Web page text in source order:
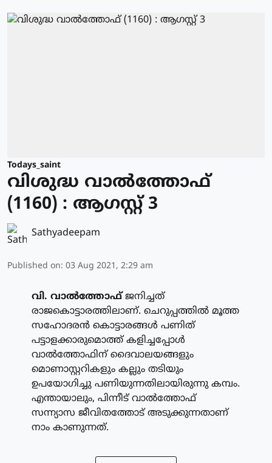
Todays_saint
വിശുദ്ധ വാല്‍ത്തോഫ്
(1160) : ആഗസ്റ്റ് 3
Sathyadeepam
Published on: 03 Aug 2021, 2:29 am
വി. വാല്‍ത്തോഫ്ജനിച്ചത്
രാജകൊട്ടാരത്തിലാണ്. ചെറുപ്പത്തില്‍ മൂത്ത
സഹോദരന്‍ കൊട്ടാരങ്ങള്‍ പണിത്
പട്ടാളക്കാരുമൊത്ത് കളിച്ചപ്പോള്‍
വാല്‍ത്തോഫിന് ദൈവാലയങ്ങളും
മൊണാസ്റ്ററികളും കല്ലും തടിയും
ഉപയോഗിച്ചു പണിയുന്നതിലായിരുന്നു കമ്പം.
എന്തായാലും, പിന്നീട് വാല്‍ത്തോഫ്
സന്ന്യാസ ജീവിതത്തോട് അടുക്കുന്നതാണ്
നാം കാണുന്നത്.